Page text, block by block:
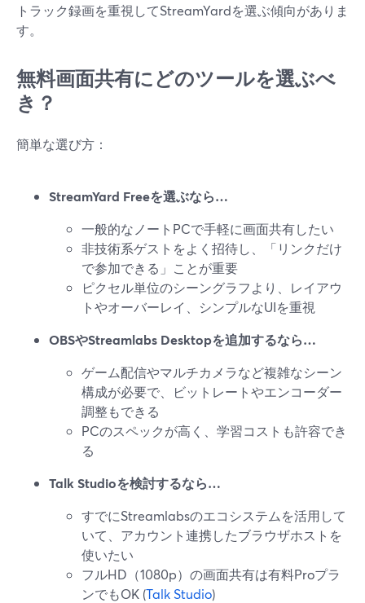
トラック録画を重視してStreamYardを選ぶ傾向がありま
す。
無料画面共有にどのツールを選ぶべ
き？
簡単な選び方：
StreamYard Freeを選ぶなら…
一般的なノートPCで手軽に画面共有したい
非技術系ゲストをよく招待し、「リンクだけ
で参加できる」ことが重要
ピクセル単位のシーングラフより、レイアウ
トやオーバーレイ、シンプルなUIを重視
OBSやStreamlabs Desktopを追加するなら…
ゲーム配信やマルチカメラなど複雑なシーン
構成が必要で、ビットレートやエンコーダー
調整もできる
PCのスペックが高く、学習コストも許容でき
る
Talk Studioを検討するなら…
すでにStreamlabsのエコシステムを活用して
いて、アカウント連携したブラウザホストを
使いたい
フルHD（1080p）の画面共有は有料Proプラ
ンでもOK (Talk Studio)